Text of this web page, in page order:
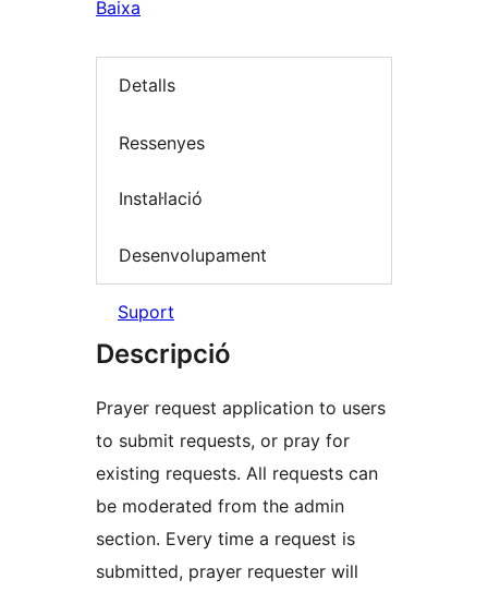
Baixa
Detalls
Ressenyes
Instal·lació
Desenvolupament
Suport
Descripció
Prayer request application to users
to submit requests, or pray for
existing requests. All requests can
be moderated from the admin
section. Every time a request is
submitted, prayer requester will